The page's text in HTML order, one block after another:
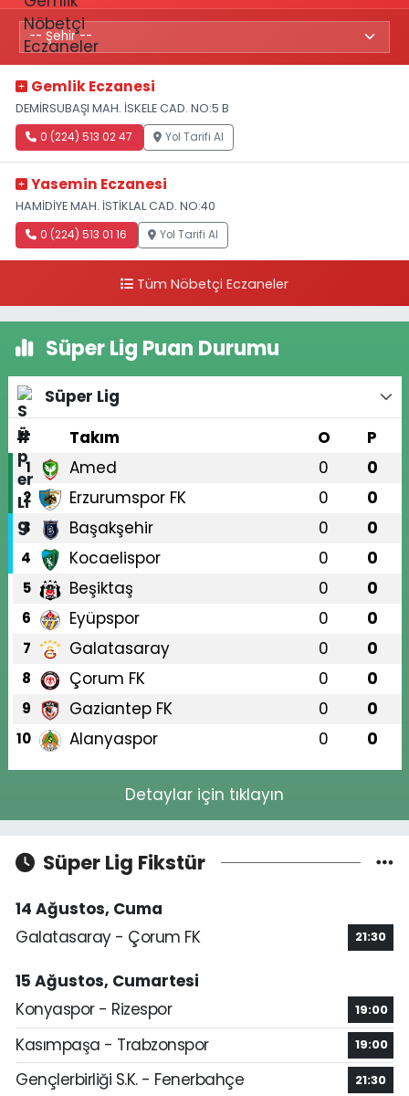
Gemlik Eczanesi
DEMİRSUBAŞI MAH. İSKELE CAD. NO:5 B
0 (224) 513 02 47 Yol Tarifi Al
Yasemin Eczanesi
HAMİDİYE MAH. İSTİKLAL CAD. NO:40
0 (224) 513 01 16 Yol Tarifi Al
Tüm Nöbetçi Eczaneler
Süper Lig Puan Durumu
Süper Lig
#
Takım O P
1 Amed 0 0
2 Erzurumspor FK 0 0
3 Başakşehir 0 0
4 Kocaelispor 0 0
5 Beşiktaş 0 0
6 Eyüpspor 0 0
7 Galatasaray 0 0
8 Çorum FK 0 0
9 Gaziantep FK 0 0
10 Alanyaspor 0 0
Detaylar için tıklayın
Süper Lig Fikstür
14 Ağustos, Cuma
Galatasaray - Çorum FK
21:30
15 Ağustos, Cumartesi
Konyaspor - Rizespor
19:00
Kasımpaşa - Trabzonspor 19:00
Gençlerbirliği S.K. - Fenerbahçe 21:30